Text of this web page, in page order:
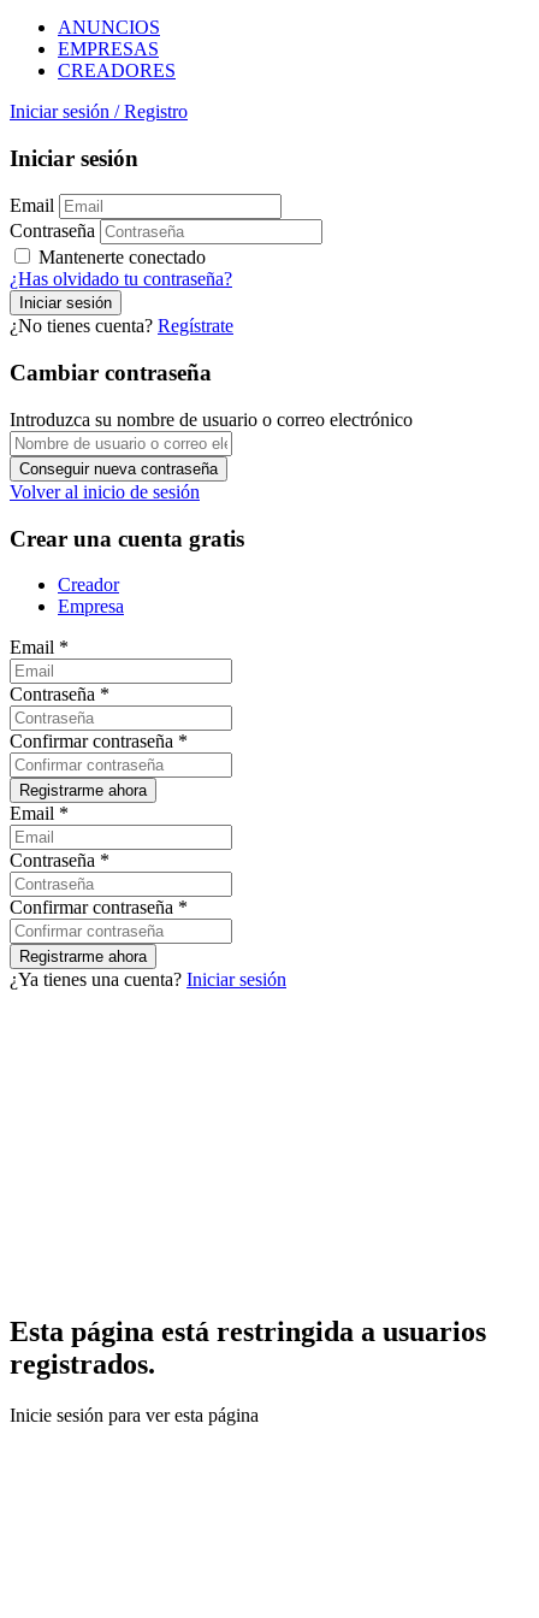
ANUNCIOS
EMPRESAS
CREADORES
Iniciar sesión / Registro
Iniciar sesión
Email
Contraseña
Mantenerte conectado
¿Has olvidado tu contraseña?
¿No tienes cuenta? Regístrate
Cambiar contraseña
Introduzca su nombre de usuario o correo electrónico
Volver al inicio de sesión
Crear una cuenta gratis
Creador
Empresa
Email *
Contraseña *
Confirmar contraseña *
Email *
Contraseña *
Confirmar contraseña *
¿Ya tienes una cuenta? Iniciar sesión
Esta página está restringida a usuarios
registrados.
Inicie sesión para ver esta página